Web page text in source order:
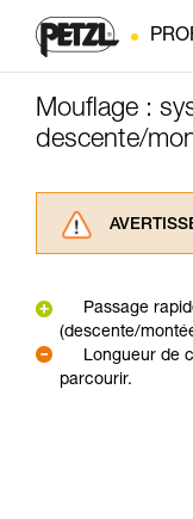
Mouflage :
descente/
consulter.
pouvoir
avec un
la
de la
Passage
(descente/
Longueur de
parcourir.